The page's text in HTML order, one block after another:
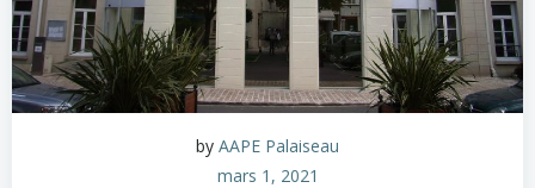
by AAPE Palaiseau
mars 1, 2021